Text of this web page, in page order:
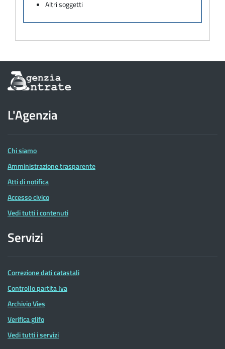
Altri soggetti
Informazioni
sul
dell'Agenzia
delle
Entrate
L'Agenzia
Chi siamo
Amministrazione trasparente
Atti di notifica
Accesso civico
Vedi tutti i contenuti
Servizi
Correzione dati catastali
Controllo partita Iva
Archivio Vies
Verifica glifo
Vedi tutti i servizi